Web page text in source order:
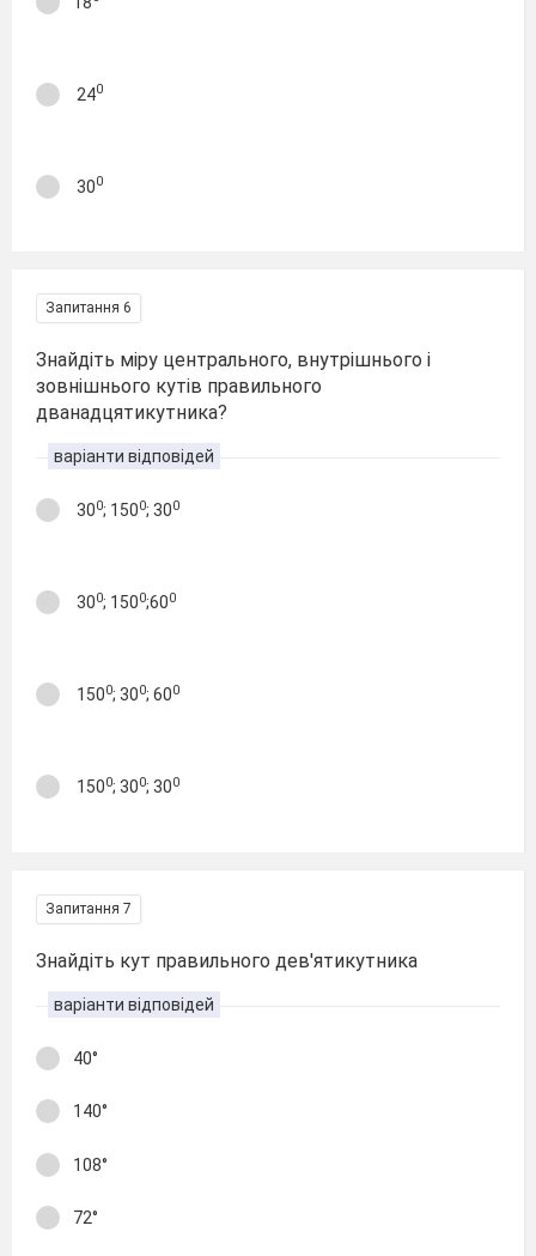
240
300
Запитання 6
Знайдіть міру центрального, внутрішнього і
зовнішнього кутів правильного
дванадцятикутника?
варіанти відповідей
300; 1500; 300
300; 1500;600
1500; 300; 600
1500; 300; 300
Запитання 7
Знайдіть кут правильного дев'ятикутника
варіанти відповідей
40°
140°
108°
72°